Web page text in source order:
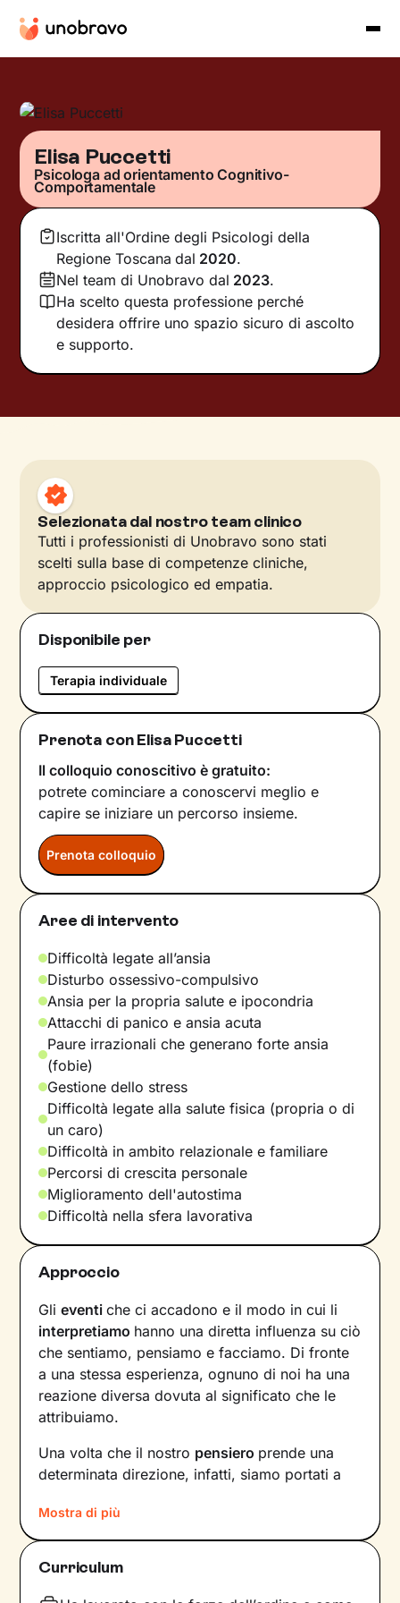
Elisa Puccetti
Psicologa ad orientamento Cognitivo-
Comportamentale
Iscritta all'Ordine degli Psicologi della
Regione Toscana dal 2020.
Nel team di Unobravo dal 2023.
Ha scelto questa professione perché
desidera offrire uno spazio sicuro di ascolto
e supporto.
Selezionata dal nostro team clinico
Tutti i professionisti di Unobravo sono stati
scelti sulla base di competenze cliniche,
approccio psicologico ed empatia.
Disponibile per
Terapia individuale
Prenota con Elisa Puccetti
Il colloquio conoscitivo è gratuito:
potrete cominciare a conoscervi meglio e
capire se iniziare un percorso insieme.
Prenota colloquio
Aree di intervento
Difficoltà legate all’ansia
Disturbo ossessivo-compulsivo
Ansia per la propria salute e ipocondria
Attacchi di panico e ansia acuta
Paure irrazionali che generano forte ansia
(fobie)
Gestione dello stress
Difficoltà legate alla salute fisica (propria o di
un caro)
Difficoltà in ambito relazionale e familiare
Percorsi di crescita personale
Miglioramento dell'autostima
Difficoltà nella sfera lavorativa
Approccio
Glieventiche ci accadono e il modo in cui li
interpretiamo hanno una diretta influenza su ciò
che sentiamo, pensiamo e facciamo. Di fronte
a una stessa esperienza, ognuno di noi ha una
reazione diversa dovuta al significato che le
attribuiamo.
Una volta che il nostro pensiero prende una
determinata direzione, infatti, siamo portati a
modi che possono ostacolare il nostro
benessere.
Per interrompere questo il circolo vizioso e
innescare un cambiamento positivo
Mostra di più
Curriculum